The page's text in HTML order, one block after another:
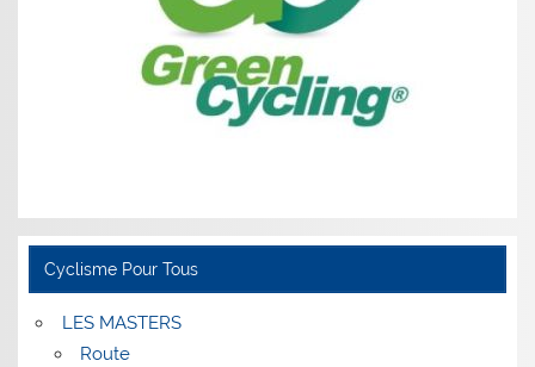
Cyclisme Pour Tous
LES MASTERS
Route